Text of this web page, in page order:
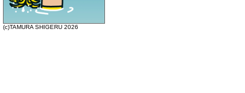
(c)TAMURA SHIGERU 2026